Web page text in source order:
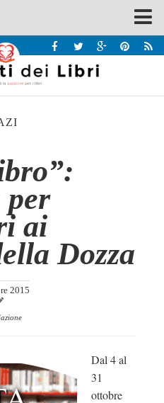
per
ai
Dozza
2015
Dal 4 al
31
ottobre